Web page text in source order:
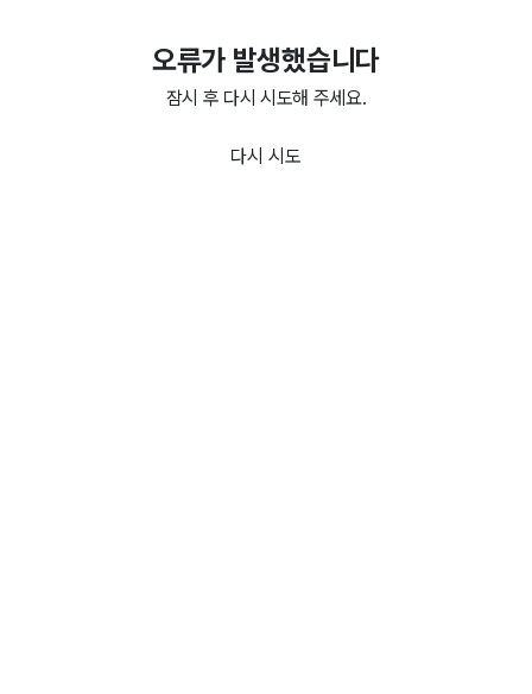
오류가 발생했습니다
잠시 후 다시 시도해 주세요.
다시 시도